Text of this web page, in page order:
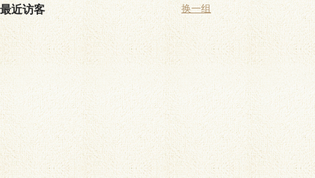
最近访客 换一组